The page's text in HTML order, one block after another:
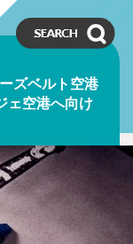
ズベルト空港
ェ空港へ向け